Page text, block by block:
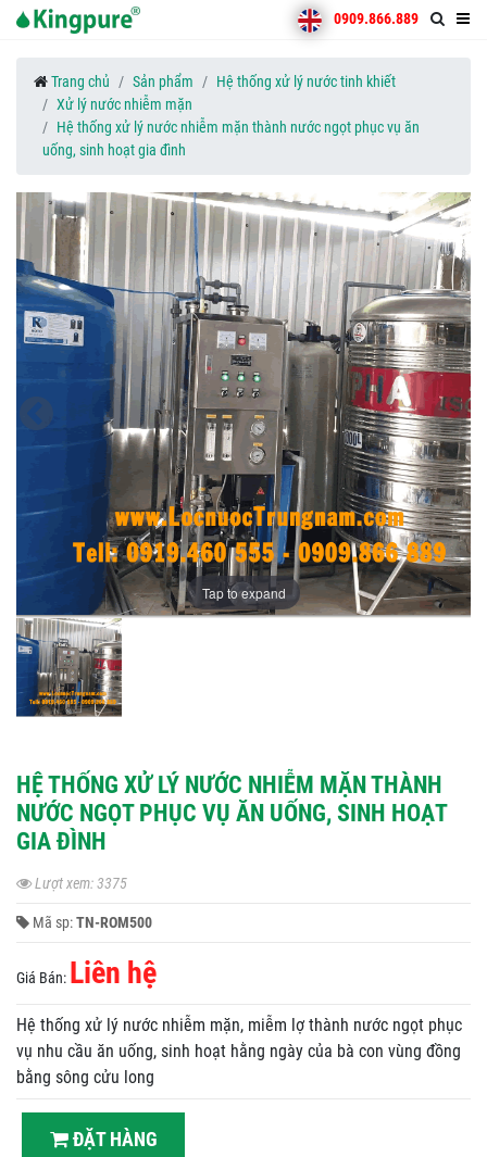
0909.866.889
Trang chủ Sản phẩm
Hệ thống xử lý nước tinh khiết
Xử lý nước nhiễm mặn
Hệ thống xử lý nước nhiễm mặn thành nước ngọt phục vụ ăn
uống, sinh hoạt gia đình
Tap to expand
HỆ THỐNG XỬ LÝ NƯỚC NHIỄM MẶN THÀNH
NƯỚC NGỌT PHỤC VỤ ĂN UỐNG, SINH HOẠT
GIA ĐÌNH
Lượt xem: 3375
Mã sp:TN-ROM500
Giá Bán: Liên hệ
Hệ thống xử lý nước nhiễm mặn, miễm lợ thành nước ngọt phục
vụ nhu cầu ăn uống, sinh hoạt hằng ngày của bà con vùng đồng
bằng sông cửu long
ĐẶT HÀNG